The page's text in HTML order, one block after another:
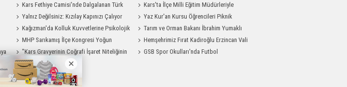
Kars Fethiye Camisi'nde Dalgalanan Türk
Bayrağı Görenlerin Beğenisini Topladı
Kars'ta İlçe Milli Eğitim Müdürleriyle
Değerlendirme Toplantısı
Yalnız Değilsiniz: Kızılay Kapınızı Çalıyor
Yaz Kur'an Kursu Öğrencileri Piknik
Coşkusu Yaşadı
Kağızman'da Kolluk Kuvvetlerine Psikolojik
İlk Yardım Eğitimi
Tarım ve Orman Bakanı İbrahim Yumaklı
Kars'a Geliyor
MHP Sarıkamış İlçe Kongresi Yoğun
Katılımla Gerçekleştirildi
Hemşehrimiz Fırat Kadiroğlu Erzincan Vali
Yardımcılığına Atandı
"Kars Gravyerinin Coğrafi İşaret Niteliğinin
Güçlendirilmesi Projesi"
GSB Spor Okulları'nda Futbol